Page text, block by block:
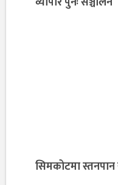
सिमकोटमा स्तनपान